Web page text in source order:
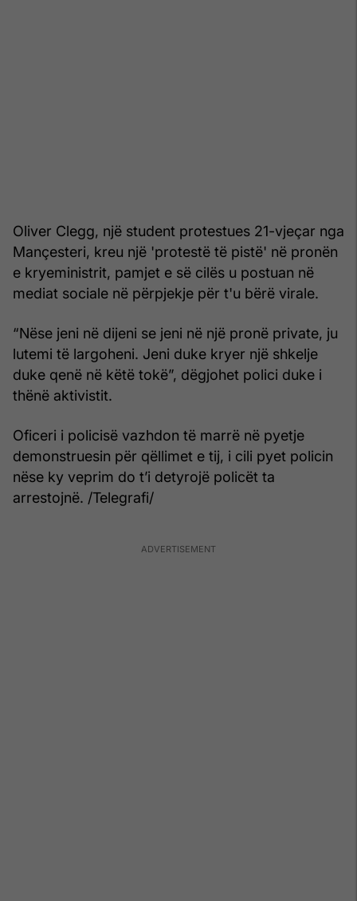
Oliver Clegg, një student protestues 21-vjeçar nga
Mançesteri, kreu një 'protestë të pistë' në pronën
e kryeministrit, pamjet e së cilës u postuan në
mediat sociale në përpjekje për t'u bërë virale.
“Nëse jeni në dijeni se jeni në një pronë private, ju
lutemi të largoheni. Jeni duke kryer një shkelje
duke qenë në këtë tokë”, dëgjohet polici duke i
thënë aktivistit.
Oficeri i policisë vazhdon të marrë në pyetje
demonstruesin për qëllimet e tij, i cili pyet policin
nëse ky veprim do t’i detyrojë policët ta
arrestojnë. /Telegrafi/